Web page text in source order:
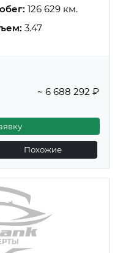
126 629 км.
3.47
~ 6 688 292 ₽
Похожие